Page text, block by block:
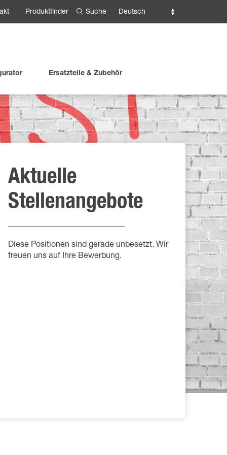
Produktfinder Suche Deutsch
Ersatzteile & Zubehör
Aktuelle
Stellenangebote
Diese Positionen sind gerade unbesetzt. Wir
freuen uns auf Ihre Bewerbung.